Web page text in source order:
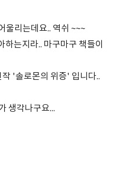
울리는데요.. 역쉬 ~~~
는지라.. 마구마구 책들이
'솔로몬의 위증' 입니다..
생각나구요...